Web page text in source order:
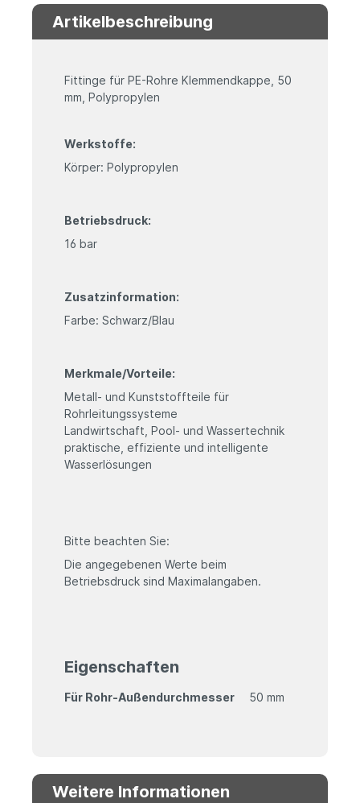
Artikelbeschreibung
Fittinge für PE-Rohre Klemmendkappe, 50
mm, Polypropylen
Werkstoffe:
Körper: Polypropylen
Betriebsdruck:
16 bar
Zusatzinformation:
Farbe: Schwarz/Blau
Merkmale/Vorteile:
Metall- und Kunststoffteile für
Rohrleitungssysteme
Landwirtschaft, Pool- und Wassertechnik
praktische, effiziente und intelligente
Wasserlösungen
Bitte beachten Sie:
Die angegebenen Werte beim
Betriebsdruck sind Maximalangaben.
Eigenschaften
Für Rohr-Außendurchmesser 50 mm
Weitere Informationen